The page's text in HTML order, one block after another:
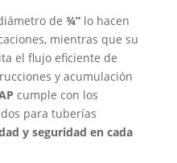
de ¾”lo hacen
mientras que su
el flujo eficiente de
y acumulación
cumple con los
para tuberías
y seguridad en cada